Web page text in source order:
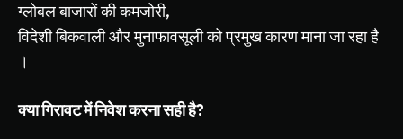
ग्लोबलबाजारोंकीकमजोरी,
विदेशीबिकवालीऔरमुनाफावसूलीकोप्रमुखकारणमानाजारहाहै
।
क्यागिरावटमेंनिवेशकरनासहीहै?